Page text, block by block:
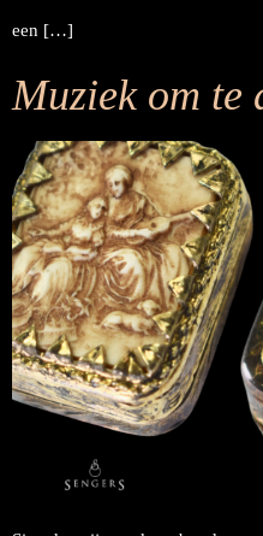
een […]
Muziek om te